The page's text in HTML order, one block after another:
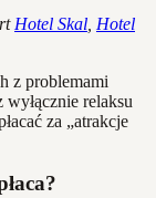
Hotel Skal Hotel
z problemami
relaksu
za „atrakcje